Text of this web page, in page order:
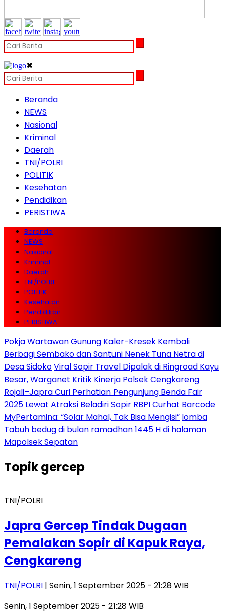
✖
Beranda
NEWS
Nasional
Kriminal
Daerah
TNI/POLRI
POLITIK
Kesehatan
Pendidikan
PERISTIWA
Beranda
NEWS
Nasional
Kriminal
Daerah
TNI/POLRI
POLITIK
Kesehatan
Pendidikan
PERISTIWA
Pokja Wartawan Gunung Kaler-Kresek Kembali
Berbagi Sembako dan Santuni Nenek Tuna Netra di
Desa SidokoViral Sopir Travel Dipalak di Ringroad Kayu
Besar, Warganet Kritik Kinerja Polsek Cengkareng
Rojali–Japra Curi Perhatian Pengunjung Benda Fair
2025 Lewat Atraksi BeladiriSopir RBPI Curhat Barcode
MyPertamina: “Solar Mahal, Tak Bisa Mengisi” lomba
Tabuh bedug di bulan ramadhan 1445 H di halaman
Mapolsek Sepatan
Topikgercep
TNI/POLRI
Japra Gercep Tindak Dugaan
Pemalakan Sopir di Kapuk Raya,
Cengkareng
TNI/POLRI | Senin, 1 September 2025 - 21:28 WIB
Senin, 1 September 2025 - 21:28 WIB